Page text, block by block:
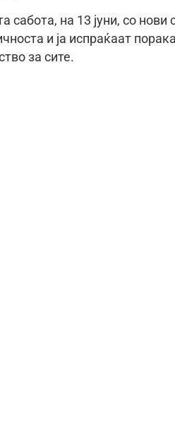
сабота, на 13 јуни, со
и ја испраќаат
за сите.